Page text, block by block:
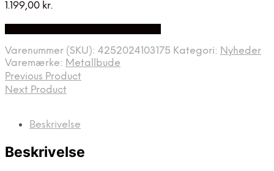
1.199,00 kr.
Varenummer (SKU): 4252024103175 Kategori: Nyheder
Varemærke: Metallbude
Previous Product
Next Product
Beskrivelse
Beskrivelse